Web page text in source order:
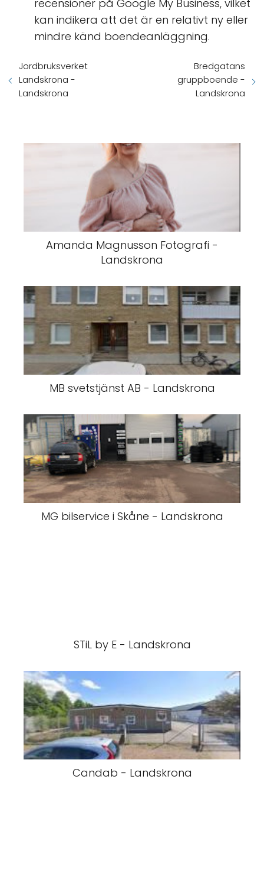
recensioner på Google My Business, vilket
kan indikera att det är en relativt ny eller
mindre känd boendeanläggning.
Jordbruksverket
Landskrona -
Landskrona
Bredgatans
gruppboende -
Landskrona
Amanda Magnusson Fotografi -
Landskrona
MB svetstjänst AB - Landskrona
MG bilservice i Skåne - Landskrona
STiL by E - Landskrona
Candab - Landskrona